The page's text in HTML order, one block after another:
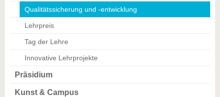
Qualitätssicherung und -entwicklung
Lehrpreis
Tag der Lehre
Innovative Lehrprojekte
Präsidium
Kunst & Campus